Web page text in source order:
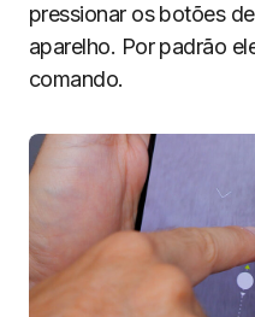
pressionar os botões
aparelho. Por padrão
comando.